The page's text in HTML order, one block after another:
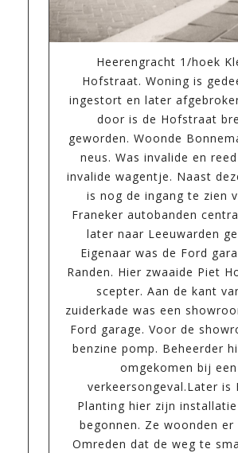
Heerengracht 1/hoek
Hofstraat. Woning is
ingestort en later
door is de Hofstraat
geworden. Woonde
neus. Was invalide en
invalide wagentje. Naast
is nog de ingang te zien
Franeker autobanden
later naar Leeuwarden
Eigenaar was de Ford
Randen. Hier zwaaide Piet
scepter. Aan de kant
zuiderkade was een
Ford garage. Voor de
benzine pomp. Beheerder
omgekomen bij een
verkeersongeval.Later is
Planting hier zijn
begonnen. Ze woonden er
Omreden dat de weg te